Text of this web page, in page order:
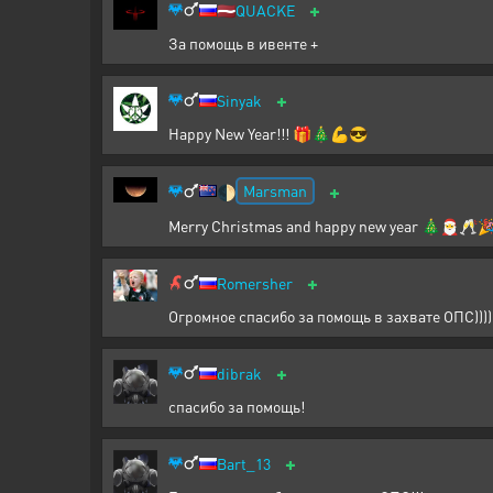
🇱🇻QUACKE +
За помощь в ивенте +
Sinyak +
Happy New Year!!! 🎁🎄💪😎
🌓 Marsman +
Merry Christmas and happy new year
Romersher +
Огромное спасибо за помощь в захвате ОПС))))
dibrak +
спасибо за помощь!
Bart_13 +